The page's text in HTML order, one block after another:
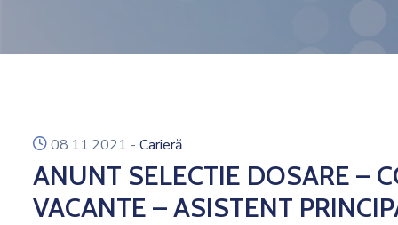
icon
08.11.2021 - Carieră
ANUNT SELECTIE DOSARE –
VACANTE – ASISTENT